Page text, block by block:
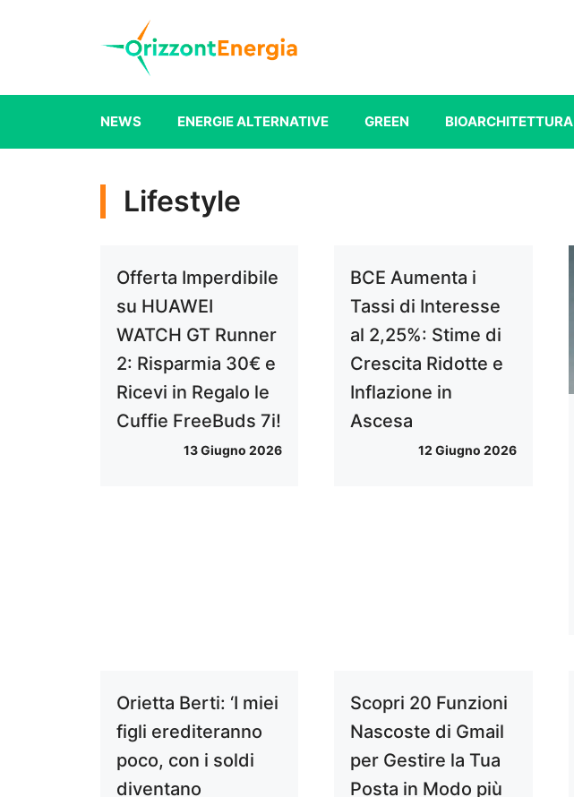
NEWS ENERGIE ALTERNATIVE GREEN BIOARCHITETTURA
Lifestyle
Offerta Imperdibile
su HUAWEI
WATCH GT Runner
2: Risparmia 30€ e
Ricevi in Regalo le
Cuffie FreeBuds 7i!
13 Giugno 2026
BCE Aumenta i
Tassi di Interesse
al 2,25%: Stime di
Crescita Ridotte e
Inflazione in
Ascesa
12 Giugno 2026
Orietta Berti: ‘I miei
figli erediteranno
poco, con i soldi
diventano
Scopri 20 Funzioni
Nascoste di Gmail
per Gestire la Tua
Posta in Modo più